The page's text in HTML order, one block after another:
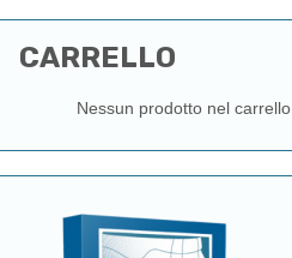
CARRELLO
Nessun prodotto nel carrello.